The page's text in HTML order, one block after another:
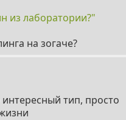
из лаборатории?"
на зогаче?
тип, просто